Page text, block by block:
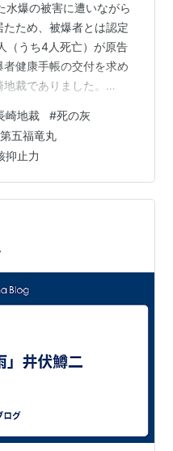
水爆の被害に遭いながら
ため、被爆者とは認定
（うち4人死亡）が原告
健康手帳の交付を求め
裁でありました。
もかかわらず、日本政
で被害に遭ったため、
のことを言います。そ
に対して、「体験者」
恥知らずなことです。
放射性物質…
崎地裁 #死の灰
第五福竜丸
抑止力